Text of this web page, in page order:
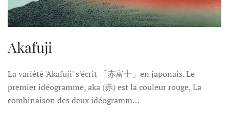
Akafuji
La variété 'Akafuji' s'écrit 「赤富士」en japonais. Le
premier idéogramme, aka (赤) est la couleur rouge, La
combinaison des deux idéogramm…